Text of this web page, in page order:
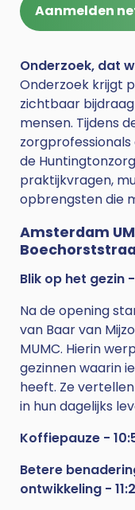
Aanmelden
Onderzoek, dat
Onderzoek krijgt
zichtbaar
mensen. Tijdens
de
praktijkvragen,
opbrengsten die
Amsterdam
Blik op het gezin
Na de opening
van Baar van
MUMC. Hierin
gezinnen waarin
heeft. Ze
in hun dagelijks
Koffiepauze -
Betere
ontwikkeling -